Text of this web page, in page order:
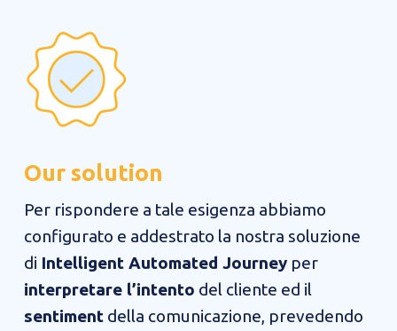
Our solution
Per rispondere a tale esigenza abbiamo
configurato e addestrato la nostra soluzione
di Intelligent AutomatedJourney per
interpretare l’intento del cliente ed il
sentiment della comunicazione, prevedendo